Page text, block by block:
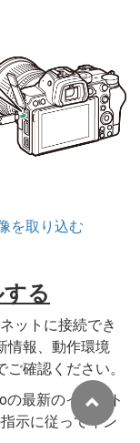
を取り込む
る
ットに接続でき
情報、動作環境
確認ください。
最新のインスト
示に従ってイン